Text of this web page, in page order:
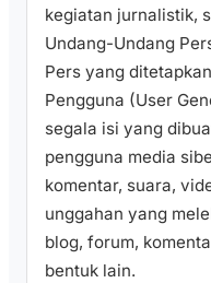
kegiatan jurnalistik,
Undang-Undang
Pers yang
Pengguna (User
segala isi yang
pengguna media
komentar, suara,
unggahan yang
blog, forum,
bentuk lain.